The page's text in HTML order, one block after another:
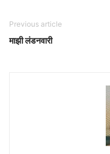
Previous article
माझी लंडनवारी